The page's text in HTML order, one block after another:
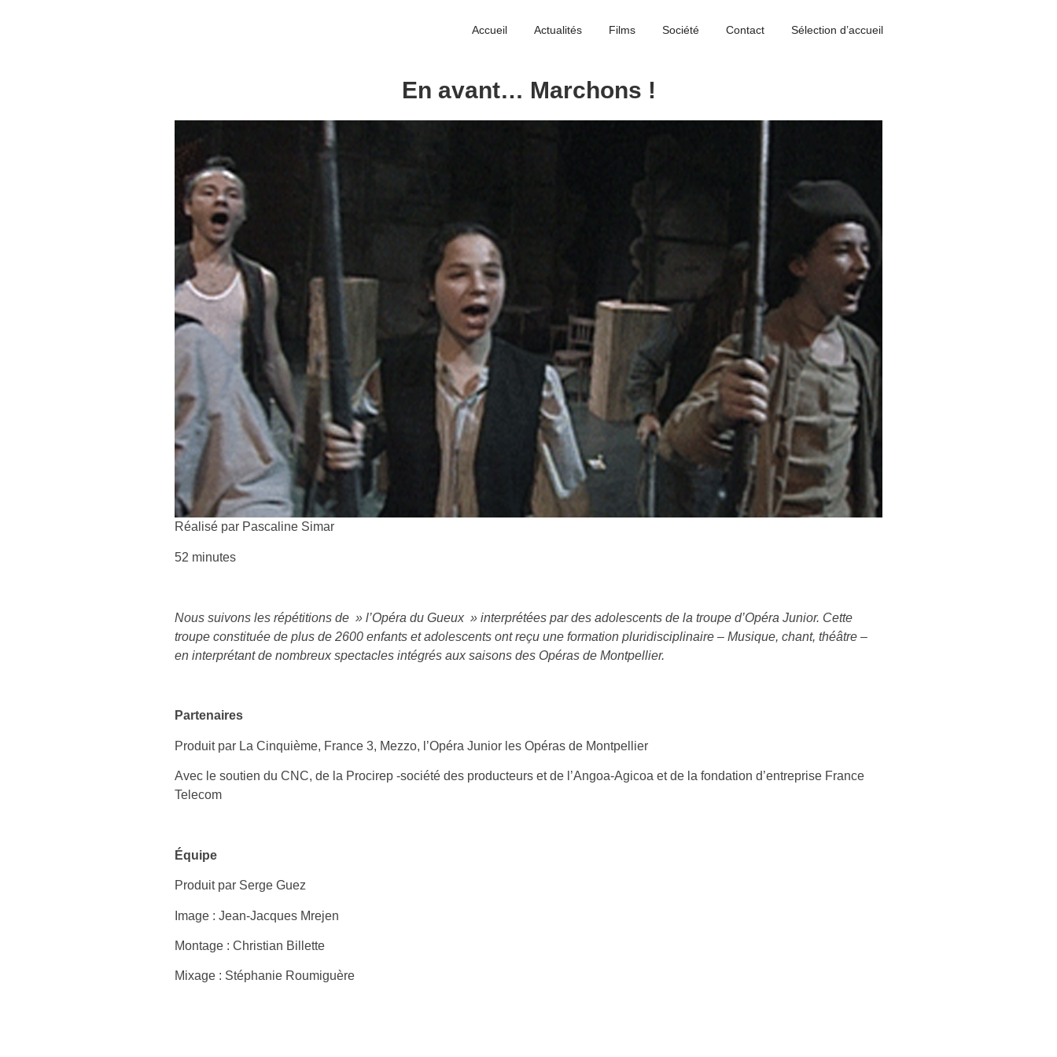
Accueil Actualités Films Société Contact Sélection d’accueil
En avant… Marchons !
Réalisé par Pascaline Simar
52 minutes
Nous suivons les répétitions de » l’Opéra du Gueux » interprétées par des adolescents de la troupe d’Opéra Junior. Cette
troupe constituée de plus de 2600 enfants et adolescents ont reçu une formation pluridisciplinaire – Musique, chant, théâtre –
en interprétant de nombreux spectacles intégrés aux saisons des Opéras de Montpellier.
Partenaires
Produit par La Cinquième, France 3, Mezzo, l’Opéra Junior les Opéras de Montpellier
Avec le soutien du CNC, de la Procirep -société des producteurs et de l’Angoa-Agicoa et de la fondation d’entreprise France
Telecom
Équipe
Produit par Serge Guez
Image : Jean-Jacques Mrejen
Montage : Christian Billette
Mixage : Stéphanie Roumiguère